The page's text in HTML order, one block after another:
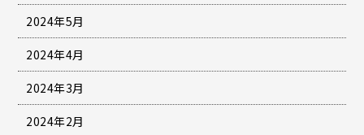
2024年5月
2024年4月
2024年3月
2024年2月